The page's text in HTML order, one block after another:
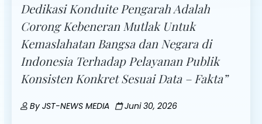
Dedikasi Konduite Pengarah Adalah
Corong Kebeneran Mutlak Untuk
Kemaslahatan Bangsa dan Negara di
Indonesia Terhadap Pelayanan Publik
Konsisten Konkret Sesuai Data – Fakta”
ByJST-NEWS MEDIA Juni 30, 2026